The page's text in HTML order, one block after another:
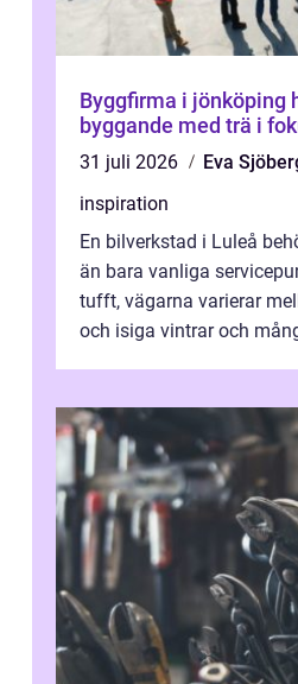
Byggfirma i jönköping hållbart
byggande med trä i
31 juli 2026
Eva
inspiration
En bilverkstad i Luleå
än bara vanliga
tufft, vägarna varierar
och isiga vintrar och